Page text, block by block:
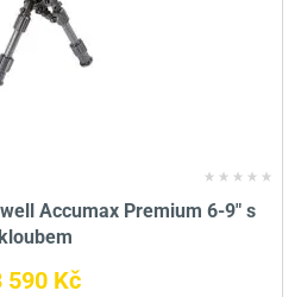
Accumax Premium 6-9" s
kloubem
590 Kč